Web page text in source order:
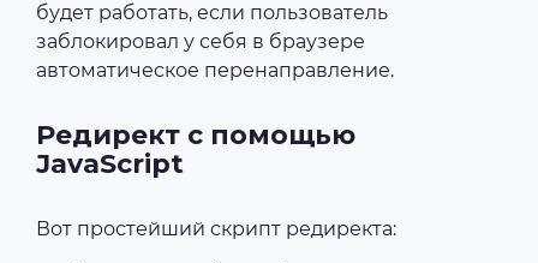
будет работать, если пользователь
заблокировал у себя в браузере
автоматическое перенаправление.
Редирект с помощью
JavaScript
Вот простейший скрипт редиректа: